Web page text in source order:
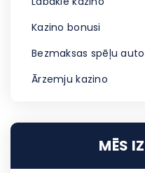
Kazino bonusi
Bezmaksas spēļu
Ārzemju kazino
MĒS